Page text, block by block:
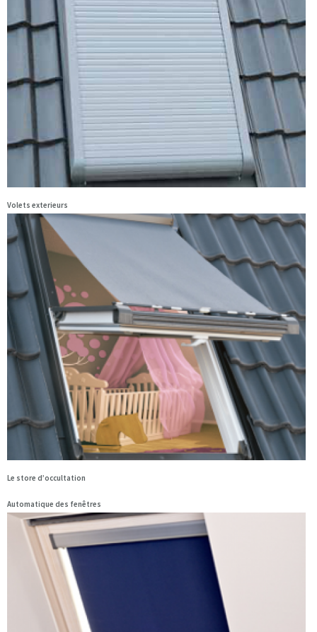
Volets exterieurs
Le store d’occultation
Automatique des fenêtres